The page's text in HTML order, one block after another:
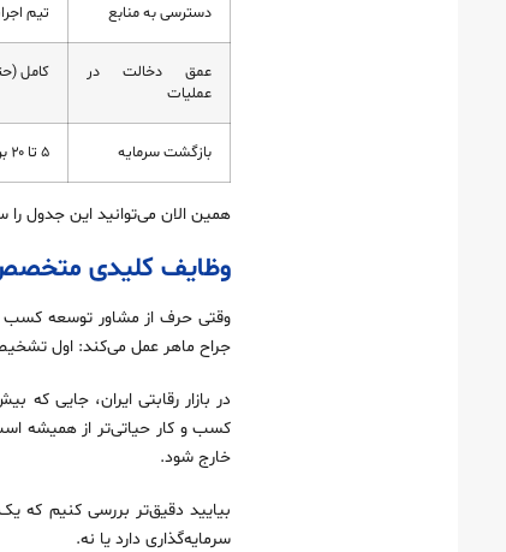
دسترسی به منابع تیم
عمق دخالت در
عملیات
کامل
بازگشت سرمایه ۵ تا ۲۰ برابر
همین الان می‌توانید این جدول
وظایف کلیدی
وقتی حرف از مشاور توسعه کسب
جراح ماهر عمل می‌کند: اول
کسب و کار حیاتی‌تر از همیشه
خارج شود.
بیایید دقیق‌تر بررسی کنیم که
سرمایه‌گذاری دارد یا نه.